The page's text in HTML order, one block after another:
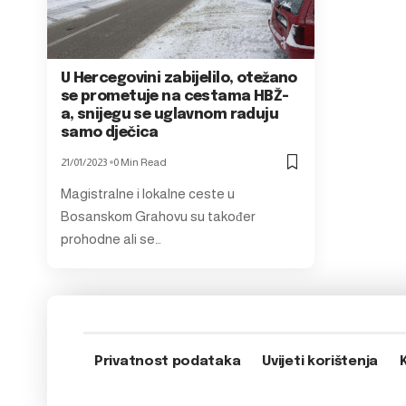
U Hercegovini zabijelilo, otežano
se prometuje na cestama HBŽ-
a, snijegu se uglavnom raduju
samo dječica
21/01/2023 0 Min Read
Magistralne i lokalne ceste u
Bosanskom Grahovu su također
prohodne ali se…
Privatnost podataka Uvijeti korištenja